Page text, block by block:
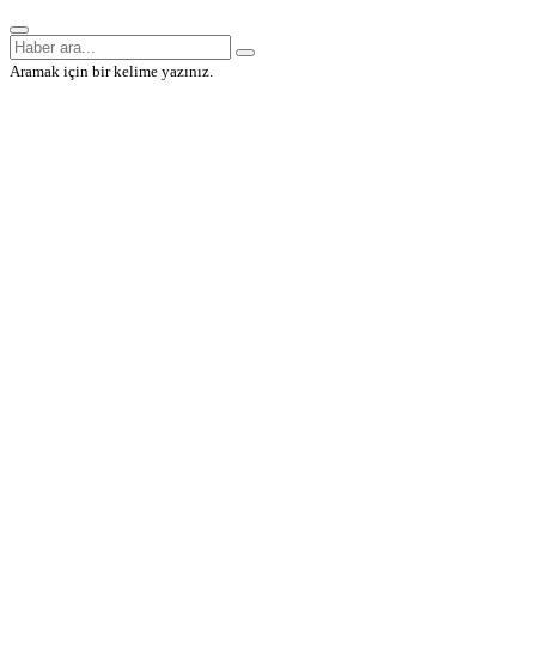
Aramak için bir kelime yazınız.